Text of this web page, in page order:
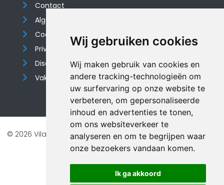
Wij gebruiken cookies
Wij maken gebruik van cookies en
andere tracking-technologieën om
uw surfervaring op onze website te
verbeteren, om gepersonaliseerde
inhoud en advertenties te tonen,
om ons websiteverkeer te
analyseren en om te begrijpen waar
onze bezoekers vandaan komen.
Ik ga akkoord
Contact
Algemene voorwaarden
Cookieverklaring
Privacyverklaring
Disclaimer
Vakantiehuis website
© 2026 Vilando Vakantiehuizen |Website door FalcoTravel
Veilig online betalen met